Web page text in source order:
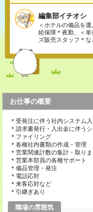
編集部イチオシ
＜ホテルの備品を
給保障＊夜勤、＜
ズ販売スタッフ＊な
お仕事の概要
＊受発注に伴う社内システム
＊請求書発行・入出金に伴う
＊ファイリング
＊各種社内書類の作成・管理
＊営業関連計数の集計・取り
＊営業本部員の各種サポート
＊備品管理・発注
＊電話応対
＊来客応対など
＊引継ぎあり
職場の雰囲気